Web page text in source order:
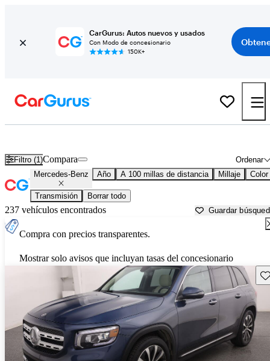
CarGurus: Autos nuevos y usados
Con Modo de concesionario
150K+
Filtro (1) Ordenar
Compara
Mercedes-Benz Año A 100 millas de distancia Millaje Color
Transmisión Borrar todo
237 vehículos encontrados Guardar
Compra con precios transparentes.
Mostrar solo avisos que incluyan tasas del concesionario